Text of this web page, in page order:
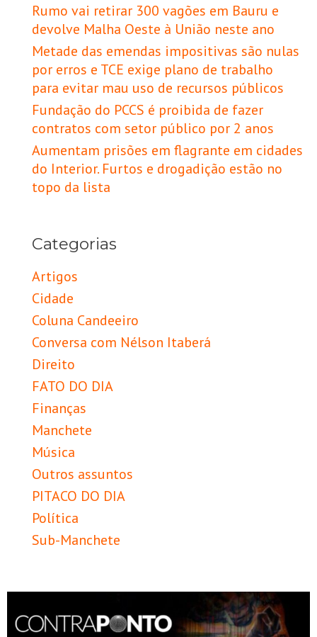
Rumo vai retirar 300 vagões em Bauru e
devolve Malha Oeste à União neste ano
Metade das emendas impositivas são nulas
por erros e TCE exige plano de trabalho
para evitar mau uso de recursos públicos
Fundação do PCCS é proibida de fazer
contratos com setor público por 2 anos
Aumentam prisões em flagrante em cidades
do Interior. Furtos e drogadição estão no
topo da lista
Categorias
Artigos
Cidade
Coluna Candeeiro
Conversa com Nélson Itaberá
Direito
FATO DO DIA
Finanças
Manchete
Música
Outros assuntos
PITACO DO DIA
Política
Sub-Manchete